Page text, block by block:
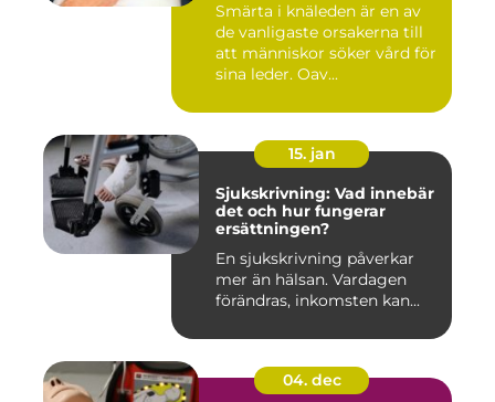
Smärta i knäleden är en av
de vanligaste orsakerna till
att människor söker vård för
sina leder. Oav...
15. jan
Sjukskrivning: Vad innebär
det och hur fungerar
ersättningen?
En sjukskrivning påverkar
mer än hälsan. Vardagen
förändras, inkomsten kan...
04. dec